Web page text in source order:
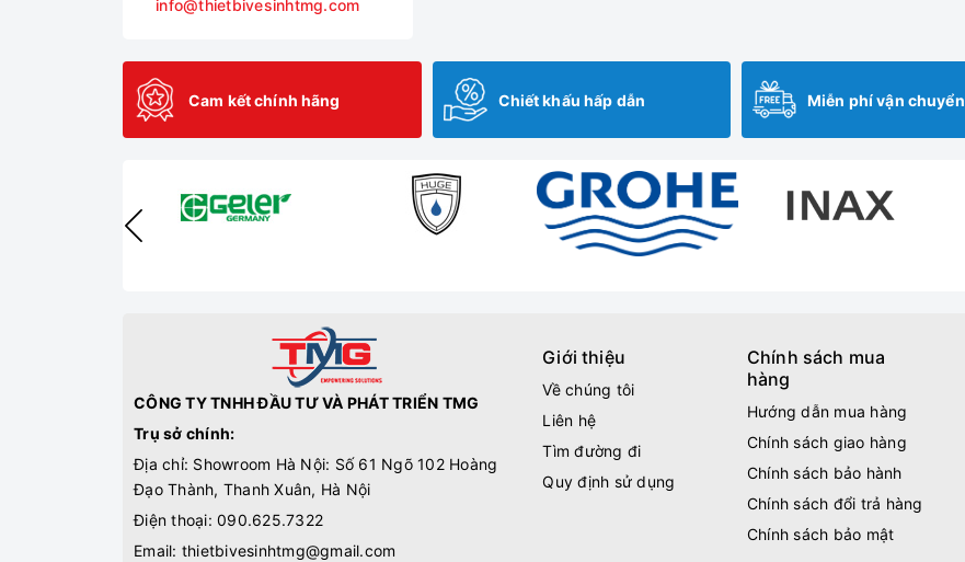
info@thietbivesinhtmg.com
Cam kết chính hãng Chiết khấu hấp dẫn Miễn phí vận chuyển
CÔNG TY TNHH ĐẦU TƯ VÀ PHÁT TRIỂN TMG
Trụ sở chính:
Địa chỉ: Showroom Hà Nội: Số 61 Ngõ 102 Hoàng
Đạo Thành, Thanh Xuân, Hà Nội
Điện thoại: 090.625.7322
Email: thietbivesinhtmg@gmail.com
Giới thiệu
Về chúng tôi
Liên hệ
Tìm đường đi
Quy định sử dụng
Chính sách mua
hàng
Hướng dẫn mua hàng
Chính sách giao hàng
Chính sách bảo hành
Chính sách đổi trả hàng
Chính sách bảo mật